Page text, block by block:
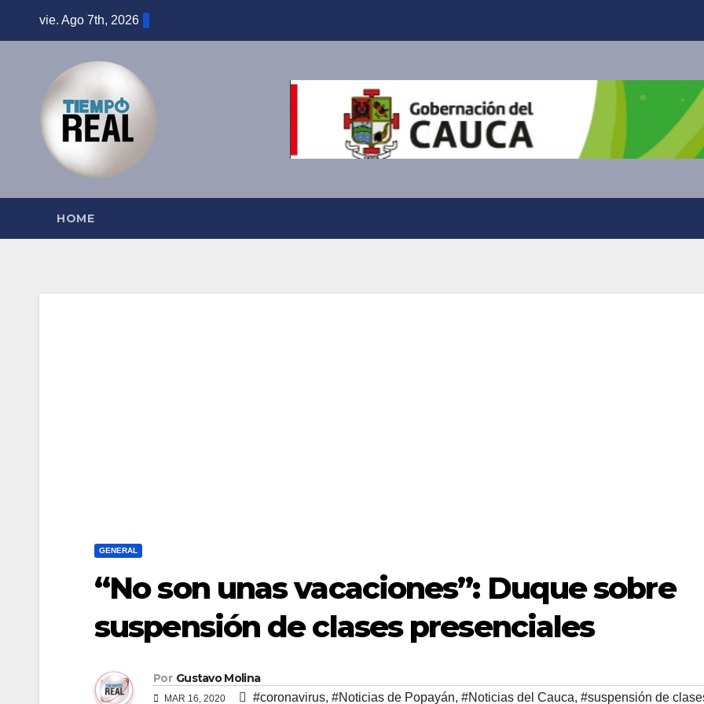
vie. Ago 7th, 2026
HOME
GENERAL
“No son unas vacaciones”: Duque sobre
suspensión de clases presenciales
Por Gustavo Molina
MAR 16, 2020 #coronavirus, #Noticias de Popayán, #Noticias del Cauca, #suspensión de